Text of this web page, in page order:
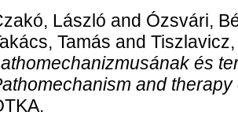
László and Ózsvári,
Tamás and
és
and